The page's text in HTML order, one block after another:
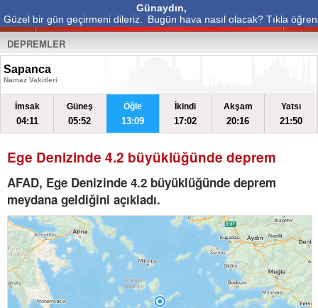
Günaydın,
Güzel bir gün geçirmeni dileriz.
Bugün hava nasıl olacak? Tıkla öğren
DEPREMLER
Sapanca
Namaz Vakitleri
İmsak
04:11
Güneş
05:52
Öğle
13:09
İkindi
17:02
Akşam
20:16
Yatsı
21:50
Ege Denizinde 4.2 büyüklüğünde deprem
AFAD, Ege Denizinde 4.2 büyüklüğünde deprem
meydana geldiğini açıkladı.